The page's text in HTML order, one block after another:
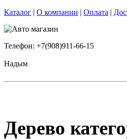
Каталог | О компании | Оплата |
Телефон: +7(908)911-66-15
Надым
Дерево